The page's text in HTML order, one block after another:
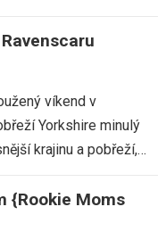
víkend v
Yorkshire minulý
krajinu a pobřeží,
{Rookie Moms